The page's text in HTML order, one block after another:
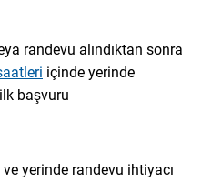
randevu alındıktan sonra
içinde yerinde
başvuru
ve yerinde randevu ihtiyacı